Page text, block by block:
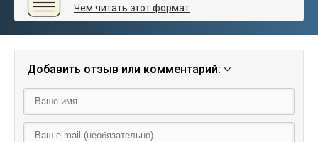
Чем читать этот формат
Добавить отзыв или комментарий: